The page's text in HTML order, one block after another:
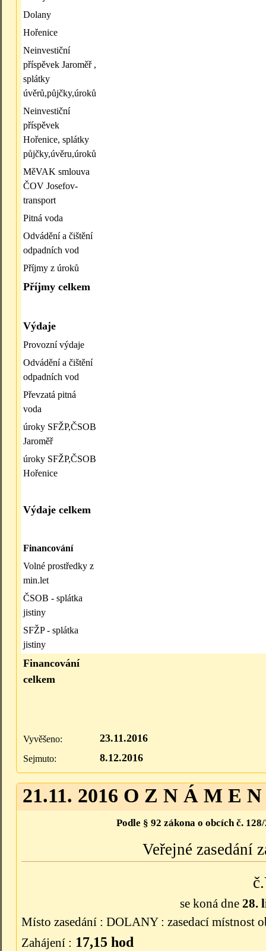
Dolany
Hořenice
Neinvestiční
příspěvek Jaroměř ,
splátky
úvěrů,půjčky,úroků
Neinvestiční
příspěvek
Hořenice, splátky
půjčky,úvěru,úroků
MěVAK smlouva
ČOV Josefov-
transport
Pitná voda
Odvádění a čištění
odpadních vod
Příjmy z úroků
Příjmy celkem
Výdaje
Provozní výdaje
Odvádění a čištění
odpadních vod
Převzatá pitná
voda
úroky SFŽP,ČSOB
Jaroměř
úroky SFŽP,ČSOB
Hořenice
Výdaje celkem
Financování
Volné prostředky z
min.let
ČSOB - splátka
jistiny
SFŽP - splátka
jistiny
Financování
celkem
Vyvěšeno: 23.11.2016
Sejmuto: 8.12.2016
21.11. 2016 O Z N Á M E
Podle § 92 zákona o obcích č.
Veřejné zasedání
se koná dne 28.
Místo zasedání : DOLANY : zasedací místnost
Zahájení : 17,15 hod